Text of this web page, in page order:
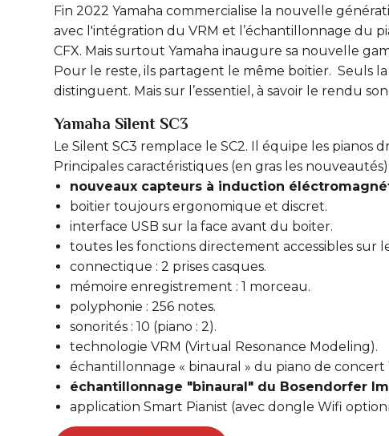
Fin 2022 Yamaha commercialise la nouvelle
avec l'intégration du VRM et l’échantillonnage du
CFX. Mais surtout Yamaha inaugure sa nouvelle
Pour le reste, ils partagent le même boitier. Seuls
distinguent. Mais sur l’essentiel, à savoir le rendu
Yamaha Silent SC3
Le Silent SC3 remplace le SC2. Il équipe les pianos
Principales caractéristiques (en gras les nouveautés)
nouveaux capteurs à induction
boitier toujours ergonomique et discret.
interface USB sur la face avant du boiter.
toutes les fonctions directement accessibles sur
connectique : 2 prises casques.
mémoire enregistrement : 1 morceau.
polyphonie : 256 notes.
sonorités : 10 (piano : 2).
technologie VRM (Virtual Resonance Modeling).
échantillonnage « binaural » du piano de concert
échantillonnage "binaural" du Bosendorfer
application Smart Pianist (avec dongle Wifi